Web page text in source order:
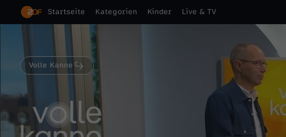
Startseite Kategorien Kinder Live & TV
Volle Kanne